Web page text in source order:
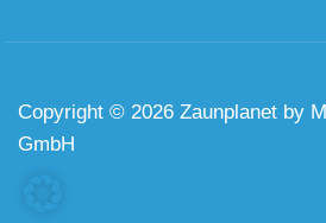
Copyright © 2026 Zaunplanet by
GmbH